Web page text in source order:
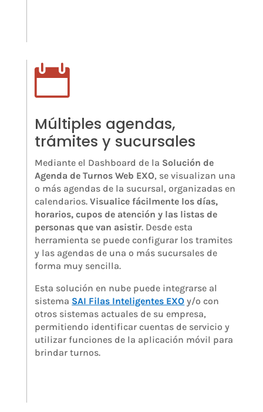

Múltiples agendas,
trámites y sucursales
Mediante el Dashboard de la Solución de
Agenda de Turnos Web EXO, se visualizan una
o más agendas de la sucursal, organizadas en
calendarios.Visualice fácilmente los días,
horarios, cupos de atención y las listas de
personas que van asistir. Desde esta
herramienta se puede configurar los tramites
y las agendas de una o más sucursales de
forma muy sencilla.
Esta solución en nube puede integrarse al
sistema SAI Filas Inteligentes EXO y/o con
otros sistemas actuales de su empresa,
permitiendo identificar cuentas de servicio y
utilizar funciones de la aplicación móvil para
brindar turnos.